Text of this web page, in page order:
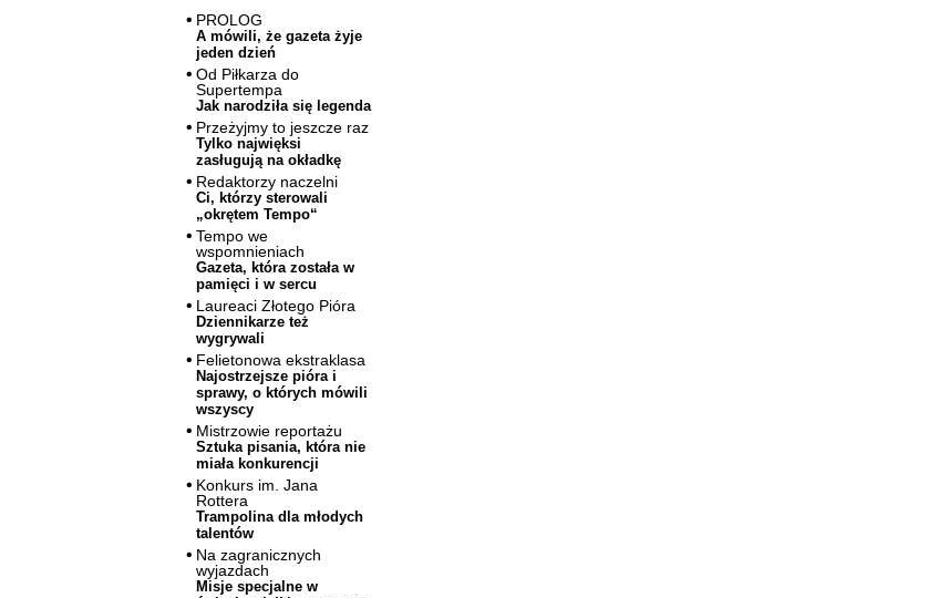
PROLOG
A mówili, że gazeta żyje
jeden dzień
Od Piłkarza do
Supertempa
Jak narodziła się legenda
Przeżyjmy to jeszcze raz
Tylko najwięksi
zasługują na okładkę
Redaktorzy naczelni
Ci, którzy sterowali
„okrętem Tempo“
Tempo we
wspomnieniach
Gazeta, która została w
pamięci i w sercu
Laureaci Złotego Pióra
Dziennikarze też
wygrywali
Felietonowa ekstraklasa
Najostrzejsze pióra i
sprawy, o których mówili
wszyscy
Mistrzowie reportażu
Sztuka pisania, która nie
miała konkurencji
Konkurs im. Jana
Rottera
Trampolina dla młodych
talentów
Na zagranicznych
wyjazdach
Misje specjalne w